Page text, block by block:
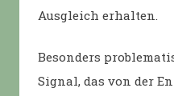
Ausgleich erhalten.
Besonders
Signal, das von der